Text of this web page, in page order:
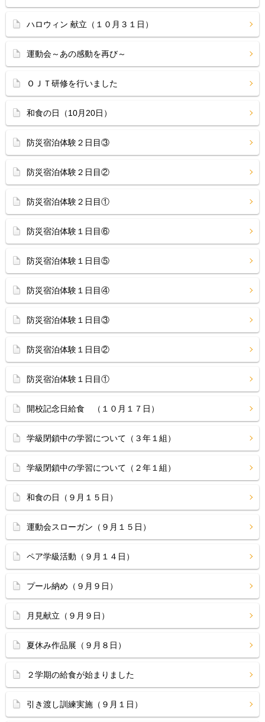
ハロウィン 献立（１０月３１日）
運動会～あの感動を再び～
ＯＪＴ研修を行いました
和食の日（10月20日）
防災宿泊体験２日目③
防災宿泊体験２日目②
防災宿泊体験２日目①
防災宿泊体験１日目⑥
防災宿泊体験１日目⑤
防災宿泊体験１日目④
防災宿泊体験１日目③
防災宿泊体験１日目②
防災宿泊体験１日目①
開校記念日給食 （１０月１７日）
学級閉鎖中の学習について（３年１組）
学級閉鎖中の学習について（２年１組）
和食の日（９月１５日）
運動会スローガン（９月１５日）
ペア学級活動（９月１４日）
プール納め（９月９日）
月見献立（９月９日）
夏休み作品展（９月８日）
２学期の給食が始まりました
引き渡し訓練実施（９月１日）